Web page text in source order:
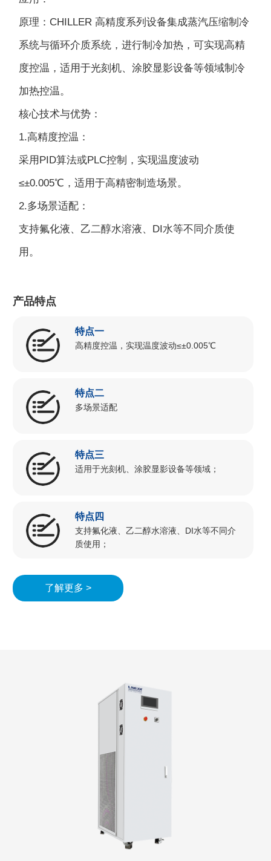
原理：CHILLER 高精度系列设备集成蒸汽压缩制冷
系统与循环介质系统，进行制冷加热，可实现高精
度控温，适用于光刻机、涂胶显影设备等领域制冷
加热控温。
核心技术与优势：
1.高精度控温：
采用PID算法或PLC控制，实现温度波动
≤±0.005℃，适用于高精密制造场景。
2.多场景适配：
支持氟化液、乙二醇水溶液、DI水等不同介质使
用。
产品特点
特点一
高精度控温，实现温度波动≤±0.005℃
特点二
多场景适配
特点三
适用于光刻机、涂胶显影设备等领域；
特点四
支持氟化液、乙二醇水溶液、DI水等不同介
质使用；
了解更多 >